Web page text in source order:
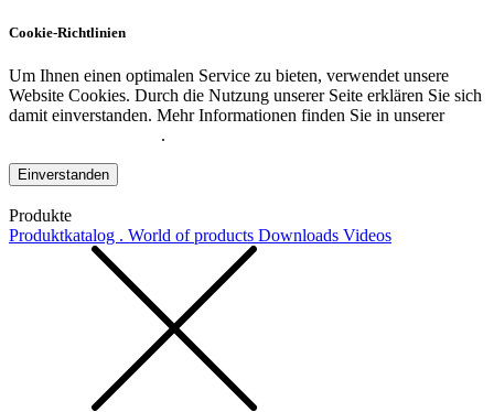
Cookie-Richtlinien
Um Ihnen einen optimalen Service zu bieten, verwendet unsere
Website Cookies. Durch die Nutzung unserer Seite erklären Sie sich
damit einverstanden. Mehr Informationen finden Sie in unserer
.
Einverstanden
Produkte
Produktkatalog . World of products Downloads Videos